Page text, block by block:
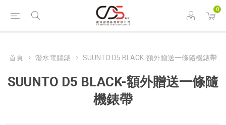
0
首頁 潛水電腦錶 SUUNTO D5 BLACK-額外贈送一條隨機錶帶
SUUNTO D5 BLACK-額外贈送一條隨
機錶帶